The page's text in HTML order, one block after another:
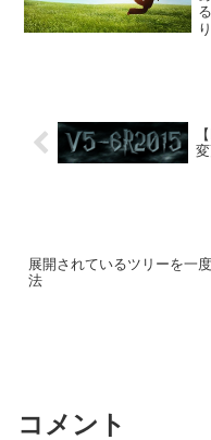
展開されているツリーを一
法
コメント